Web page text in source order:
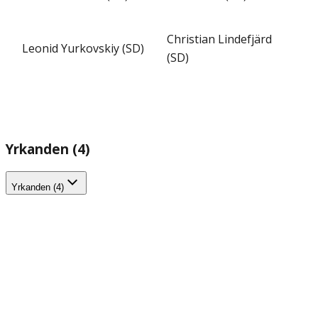
Leonid Yurkovskiy (SD)
Christian Lindefjärd
(SD)
Yrkanden (4)
Yrkanden (4)